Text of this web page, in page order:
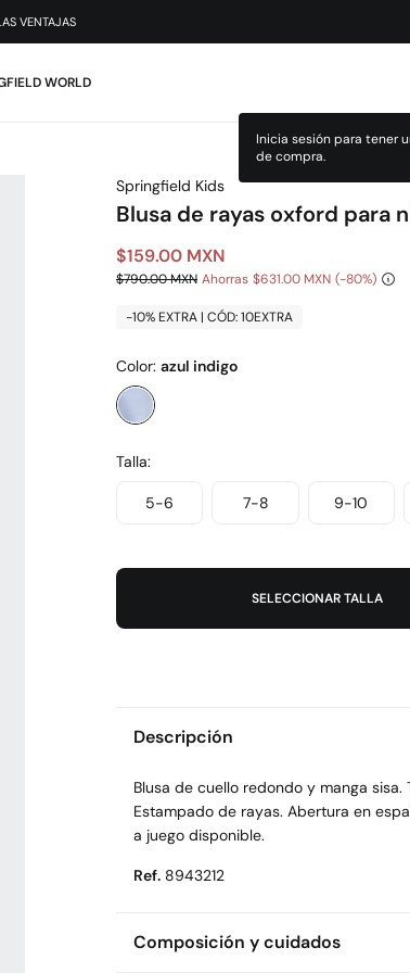
VENTAJAS
WORLD
Inicia sesión para tener
de compra.
Springfield Kids
Blusa de rayas oxford para
$159.00 MXN
$790.00 MXN Ahorras $631.00 MXN 80
-10% EXTRA | CÓD: 10EXTRA
Color: azul indigo
Talla:
5-6 7-8 9-10
SELECCIONAR TALLA
Descripción
Blusa de cuello redondo y manga sisa.
Estampado de rayas. Abertura en
a juego disponible.
Ref. 8943212
Composición y cuidados